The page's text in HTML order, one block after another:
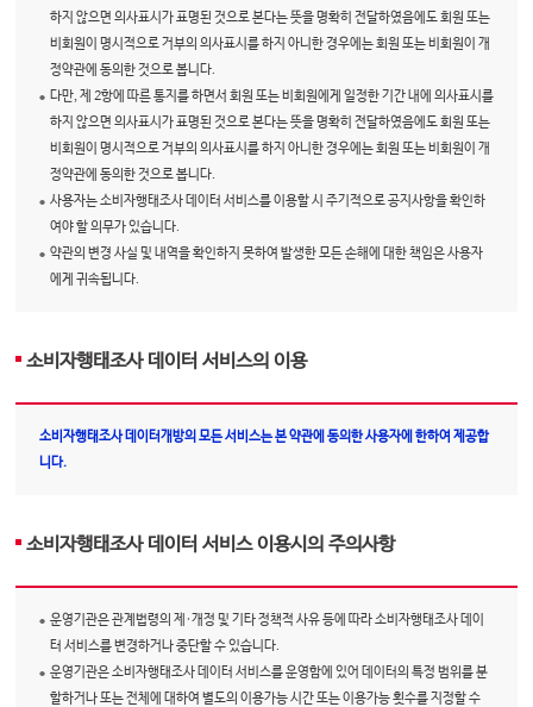
하지 않으면 의사표시가 표명된 것으로 본다는 뜻을 명확히 전달하였음에도 회원 또는
비회원이 명시적으로 거부의 의사표시를 하지 아니한 경우에는 회원 또는 비회원이 개
정약관에 동의한 것으로 봅니다.
다만, 제 2항에 따른 통지를 하면서 회원 또는 비회원에게 일정한 기간 내에 의사표시를
하지 않으면 의사표시가 표명된 것으로 본다는 뜻을 명확히 전달하였음에도 회원 또는
비회원이 명시적으로 거부의 의사표시를 하지 아니한 경우에는 회원 또는 비회원이 개
정약관에 동의한 것으로 봅니다.
사용자는 소비자행태조사 데이터 서비스를 이용할 시 주기적으로 공지사항을 확인하
여야 할 의무가 있습니다.
약관의 변경 사실 및 내역을 확인하지 못하여 발생한 모든 손해에 대한 책임은 사용자
에게 귀속됩니다.
소비자행태조사 데이터 서비스의 이용
소비자행태조사 데이터개방의 모든 서비스는 본 약관에 동의한 사용자에 한하여 제공합
니다.
소비자행태조사 데이터 서비스 이용시의 주의사항
운영기관은 관계법령의 제·개정 및 기타 정책적 사유 등에 따라 소비자행태조사 데이
터 서비스를 변경하거나 중단할 수 있습니다.
운영기관은 소비자행태조사 데이터 서비스를 운영함에 있어 데이터의 특정 범위를 분
할하거나 또는 전체에 대하여 별도의 이용가능 시간 또는 이용가능 횟수를 지정할 수